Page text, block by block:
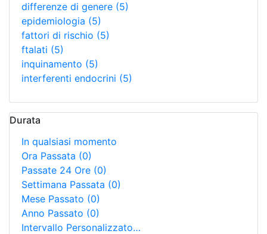
differenze di genere (5)
epidemiologia (5)
fattori di rischio (5)
ftalati (5)
inquinamento (5)
interferenti endocrini (5)
Durata
In qualsiasi momento
Ora Passata (0)
Passate 24 Ore (0)
Settimana Passata (0)
Mese Passato (0)
Anno Passato (0)
Intervallo Personalizzato…